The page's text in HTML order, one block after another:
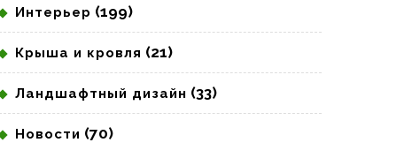
Интерьер (199)
Крыша и кровля (21)
Ландшафтный дизайн (33)
Новости (70)